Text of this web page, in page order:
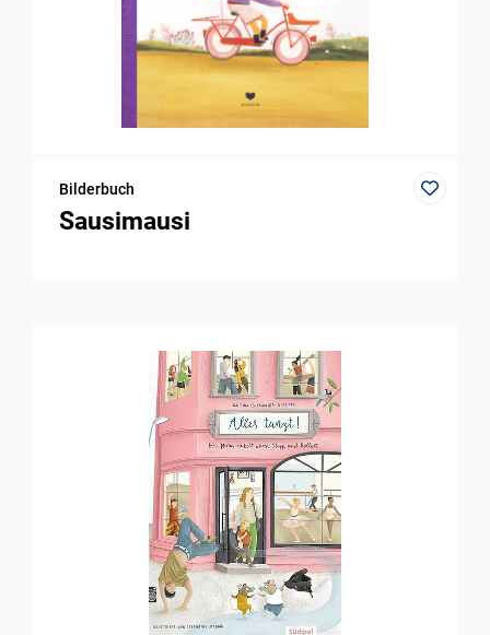
Bilderbuch
Sausimausi